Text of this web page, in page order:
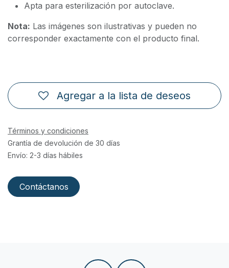
Apta para esterilización por autoclave.
Nota: Las imágenes son ilustrativas y pueden no
corresponder exactamente con el producto final.
Agregar a la lista de deseos
Términos y condiciones
Grantía de devolución de 30 días
Envío: 2-3 días hábiles
Contáctanos